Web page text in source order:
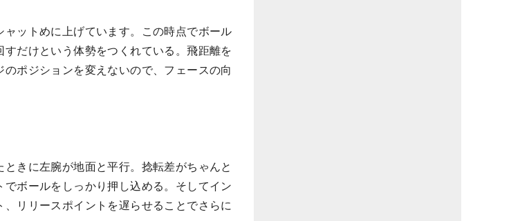
ャットめに上げています。この時点でボール
だけという体勢をつくれている。飛距離を
ポジションを変えないので、フェースの向
きに左腕が地面と平行。捻転差がちゃんと
ボールをしっかり押し込める。そしてイン
リリースポイントを遅らせることでさらに